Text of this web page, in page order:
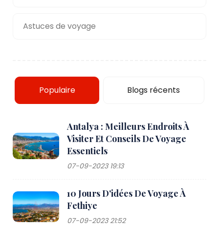
Astuces de voyage
Populaire Blogs récents
Antalya : Meilleurs Endroits À
Visiter Et Conseils De Voyage
Essentiels
07-09-2023 19:13
10 Jours D'idées De Voyage À
Fethiye
07-09-2023 21:52